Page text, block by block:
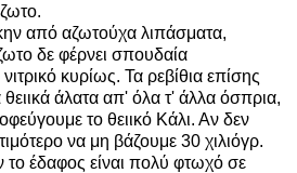
από αζωτούχα λιπάσματα,
δε φέρνει σπουδαία
κυρίως. Τα ρεβίθια επίσης
θειικά άλατα απ' όλα τ' άλλα όσπρια,
το θειικό Κάλι. Αν δεν
να μη βάζουμε 30 χιλιόγρ.
το έδαφος είναι πολύ φτωχό σε